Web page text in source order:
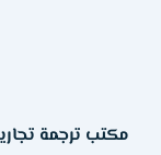
مكتب ترجمة